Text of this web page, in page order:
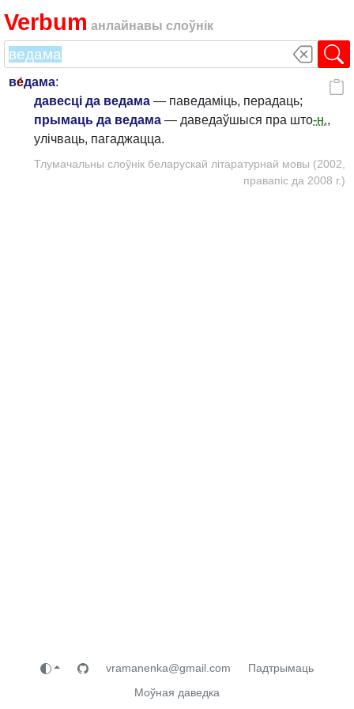
Verbum анлайнавы слоўнік
ве́дама:
давесці да ведама — паведаміць, перадаць;
прымаць да ведама — даведаўшыся пра што-н.,
улічваць, пагаджацца.
Тлумачальны слоўнік беларускай літаратурнай мовы (2002,
правапіс да 2008 г.)
vramanenka@gmail.com
Падтрымаць
Моўная даведка